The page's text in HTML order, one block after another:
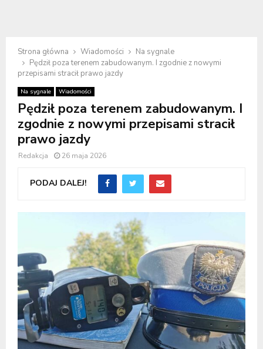
Strona główna Wiadomości
Na sygnale
Pędził poza terenem zabudowanym. I zgodnie z nowymi
przepisami stracił prawo jazdy
Na sygnale Wiadomości
Pędził poza terenem zabudowanym. I
zgodnie z nowymi przepisami stracił
prawo jazdy
Redakcja 26 maja 2026
PODAJ DALEJ!